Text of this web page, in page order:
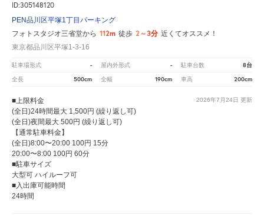
ID:305148120
PEN品川区平塚1丁目パーキング
フォトスタジオ三省堂から 112m 徒歩 2～3分 近くてオススメ！
東京都品川区平塚1-3-16
駐車場形式 - 屋内外形式 - 駐車台数 8台
全長 500cm 全幅 190cm 車高 200cm
2026年7月24日 更新
■上限料金
(全日)24時間最大 1,500円 (繰り返し可)
(全日)夜間最大 500円 (繰り返し可)
【通常駐車料金】
(全日)8:00〜20:00 100円 15分
20:00〜8:00 100円 60分
■駐車サイズ
大型可 ハイルーフ可
■入出庫可能時間
24時間